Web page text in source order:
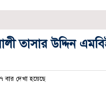
তাসার উদ্দিন
দেখা হয়েছে